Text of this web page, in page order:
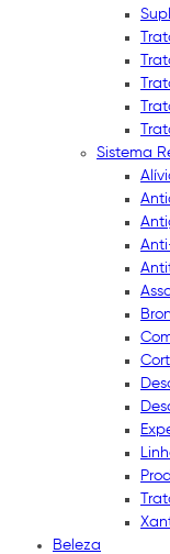
Sistema
Beleza